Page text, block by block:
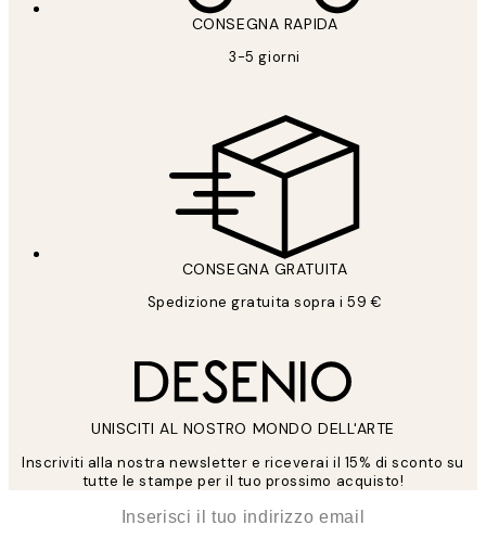
CONSEGNA RAPIDA
3-5 giorni
CONSEGNA GRATUITA
Spedizione gratuita sopra i 59 €
UNISCITI AL NOSTRO MONDO DELL'ARTE
Inscriviti alla nostra newsletter e riceverai il 15% di sconto su
tutte le stampe per il tuo prossimo acquisto!